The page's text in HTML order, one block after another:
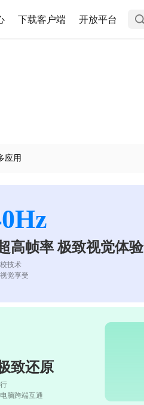
下载客户端 开放平台
应用
高帧率 极致视觉体验
技术
觉享受
致还原
脑跨端互通